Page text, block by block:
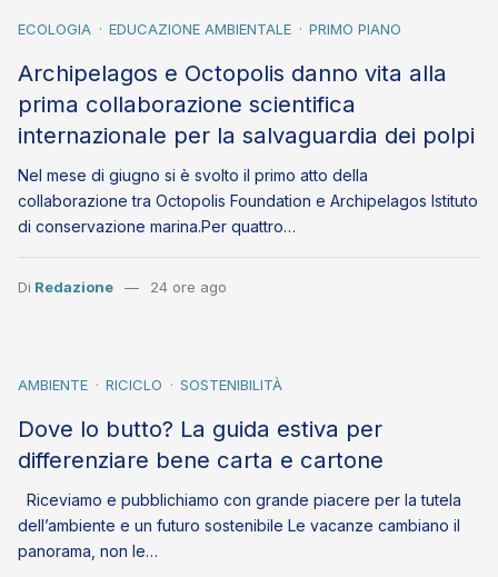
ECOLOGIA EDUCAZIONE AMBIENTALE PRIMO PIANO
Archipelagos e Octopolis danno vita alla
prima collaborazione scientifica
internazionale per la salvaguardia dei polpi
Nel mese di giugno si è svolto il primo atto della
collaborazione tra Octopolis Foundation e Archipelagos Istituto
di conservazione marina.Per quattro…
Di Redazione 24 ore ago
AMBIENTE RICICLO SOSTENIBILITÀ
Dove lo butto? La guida estiva per
differenziare bene carta e cartone
Riceviamo e pubblichiamo con grande piacere per la tutela
dell’ambiente e un futuro sostenibile Le vacanze cambiano il
panorama, non le…